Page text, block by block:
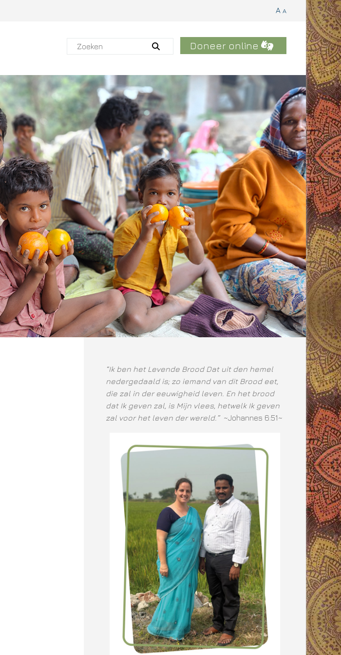
A A
Doneer online
“Ik ben het Levende Brood Dat uit den hemel
nedergedaald is; zo iemand van dit Brood eet,
die zal in der eeuwigheid leven. En het brood
dat Ik geven zal, is Mijn vlees, hetwelk Ik geven
zal voor het leven der wereld.” ~Johannes 6:51~